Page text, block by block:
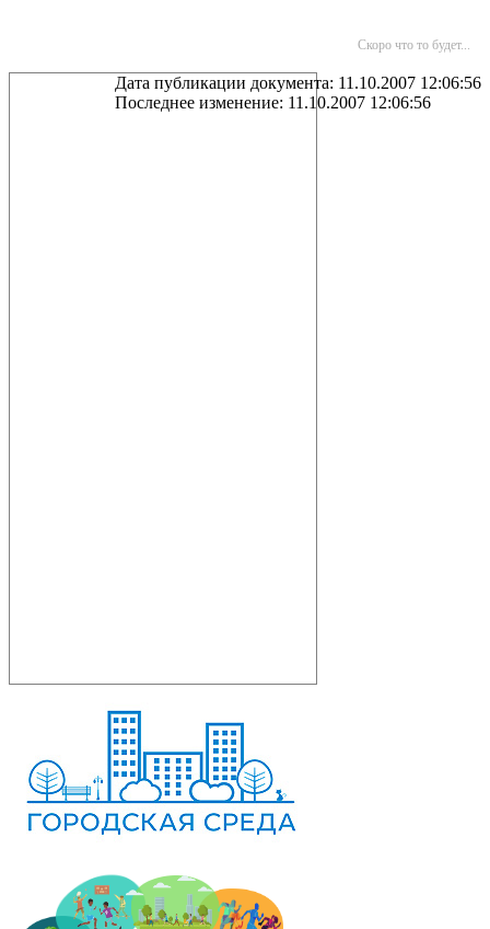
Скоро что то будет...
Дата публикации документа: 11.10.2007 12:06:56
Последнее изменение: 11.10.2007 12:06:56